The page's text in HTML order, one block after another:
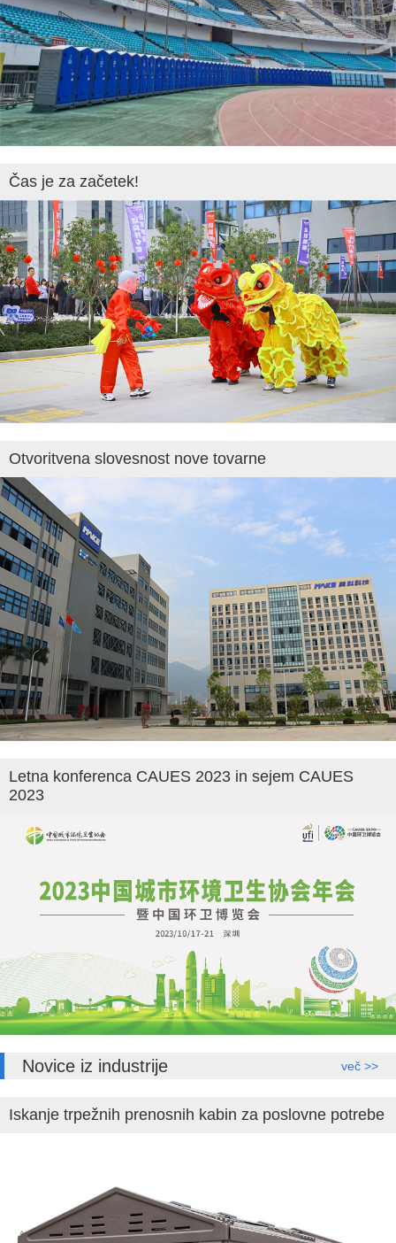
Čas je za začetek!
Otvoritvena slovesnost nove tovarne
Letna konferenca CAUES 2023 in sejem CAUES
2023
Novice iz industrije več >>
Iskanje trpežnih prenosnih kabin za poslovne potrebe